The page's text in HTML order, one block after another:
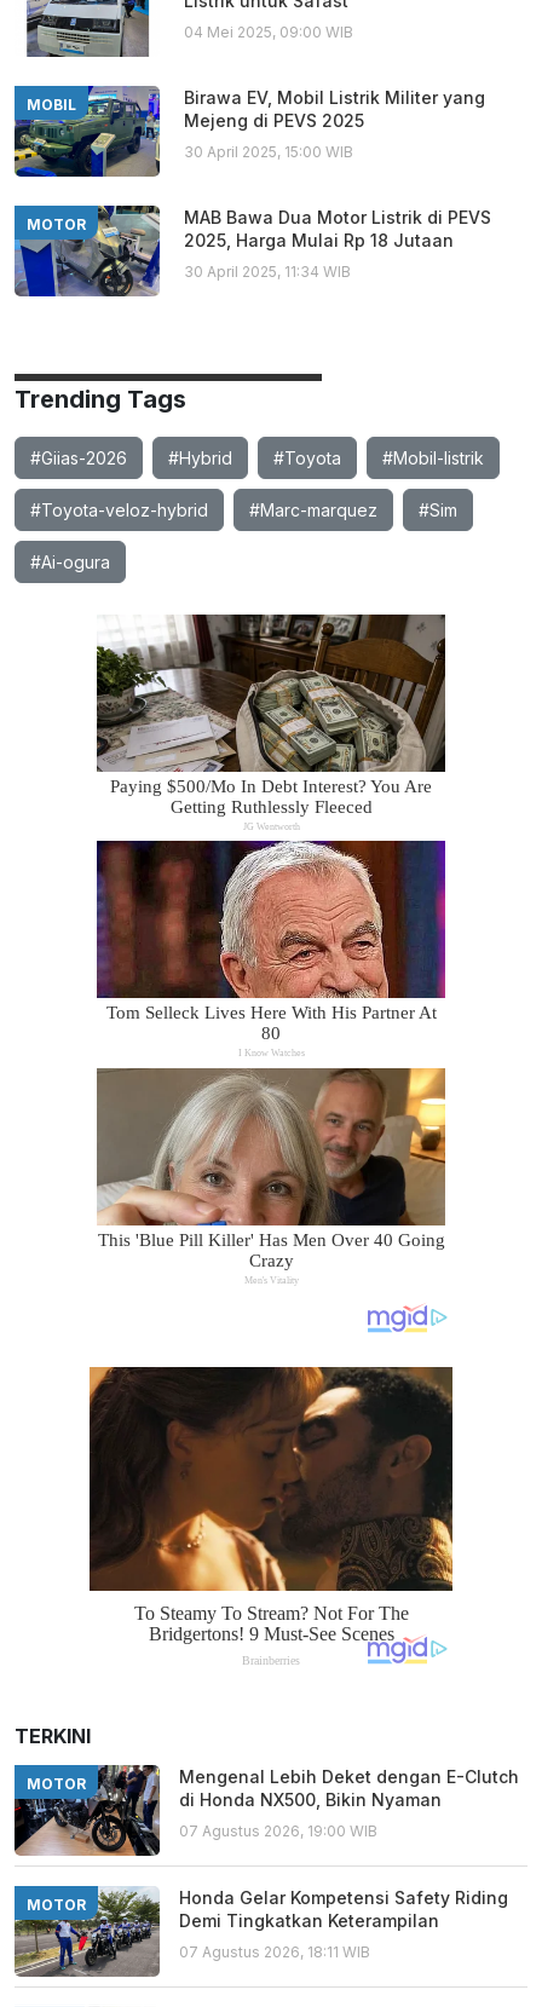
04 Mei 2025, 09:00 WIB
MOBIL
Birawa EV, Mobil Listrik Militer yang
Mejeng di PEVS 2025
30 April 2025, 15:00 WIB
MOTOR
MAB Bawa Dua Motor Listrik di PEVS
2025, Harga Mulai Rp 18 Jutaan
30 April 2025, 11:34 WIB
Trending Tags
#Giias-2026 #Hybrid #Toyota #Mobil-listrik
#Toyota-veloz-hybrid #Marc-marquez #Sim
#Ai-ogura
TERKINI
MOTOR
Mengenal Lebih Deket dengan E-Clutch
di Honda NX500, Bikin Nyaman
07 Agustus 2026, 19:00 WIB
MOTOR
Honda Gelar Kompetensi Safety Riding
Demi Tingkatkan Keterampilan
07 Agustus 2026, 18:11 WIB